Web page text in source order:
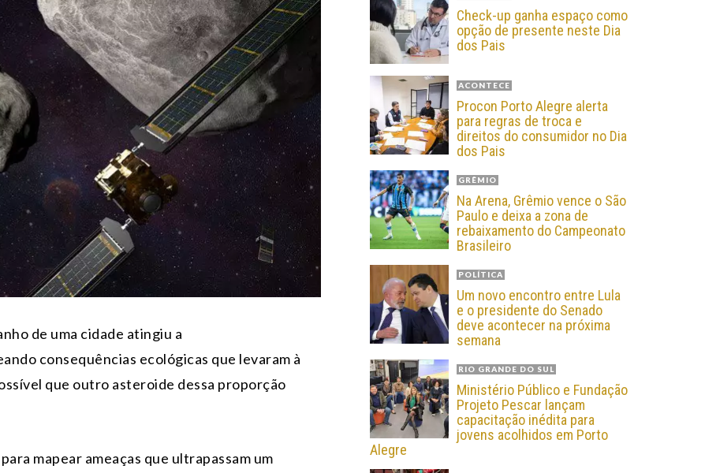
de uma cidade atingiu a
consequências ecológicas que levaram à
que outro asteroide dessa proporção
mapear ameaças que ultrapassam um
Check-up ganha espaço como
opção de presente neste Dia
dos Pais
ACONTECE
Procon Porto Alegre alerta
para regras de troca e
direitos do consumidor no Dia
dos Pais
GRÊMIO
Na Arena, Grêmio vence o São
Paulo e deixa a zona de
rebaixamento do Campeonato
Brasileiro
POLÍTICA
Um novo encontro entre Lula
e o presidente do Senado
deve acontecer na próxima
semana
RIO GRANDE DO SUL
Ministério Público e Fundação
Projeto Pescar lançam
capacitação inédita para
jovens acolhidos em Porto
Alegre